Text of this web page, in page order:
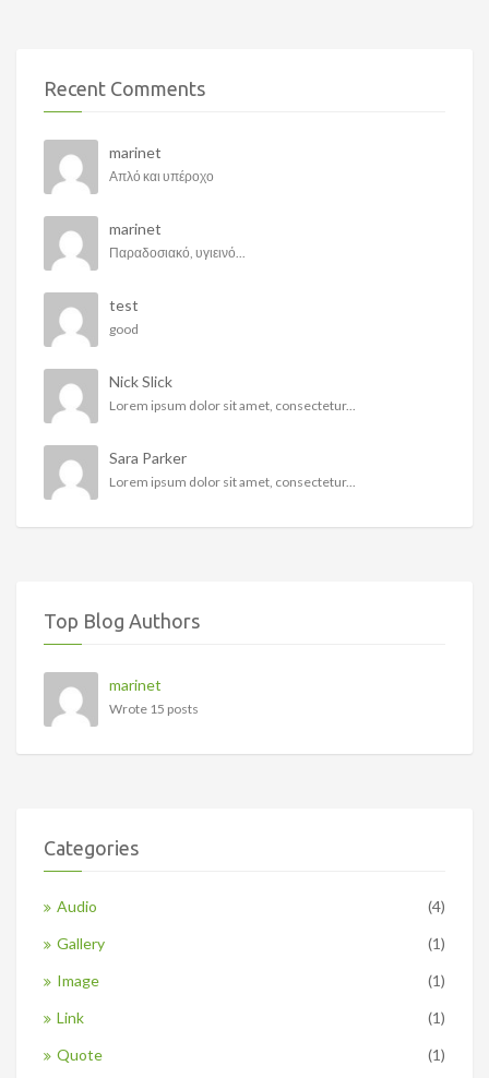
Recent Comments
marinet
Απλό και υπέροχο
marinet
Παραδοσιακό, υγιεινό...
test
good
Nick Slick
Lorem ipsum dolor sit amet, consectetur...
Sara Parker
Lorem ipsum dolor sit amet, consectetur...
Top Blog Authors
marinet
Wrote 15 posts
Categories
Audio
(4)
Gallery
(1)
Image
(1)
Link
(1)
Quote
(1)